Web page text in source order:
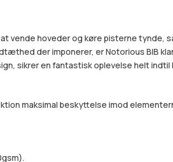
vende hoveder og køre pisterne
der imponerer, er Notorious BIB
sikrer en fantastisk oplevelse helt indtil
maksimal beskyttelse imod